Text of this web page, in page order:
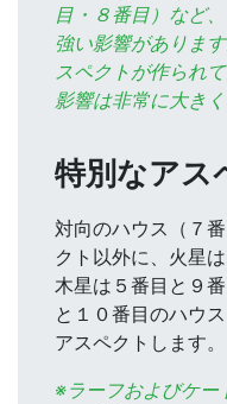
目・８番目）など
強い影響がありま
スペクトが作られ
影響は非常に大きく
特別なアス
対向のハウス（７
クト以外に、火星
木星は５番目と９
と１０番目のハウ
アスペクトします。
※ラーフおよびケー